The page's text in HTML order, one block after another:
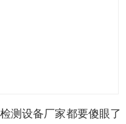
测设备厂家都要傻眼了